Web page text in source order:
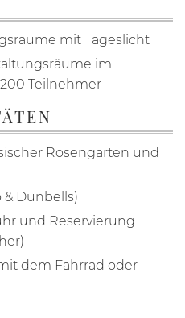
mit Tageslicht
im
Teilnehmer
Rosengarten und
& Dunbells)
und Reservierung
dem Fahrrad oder